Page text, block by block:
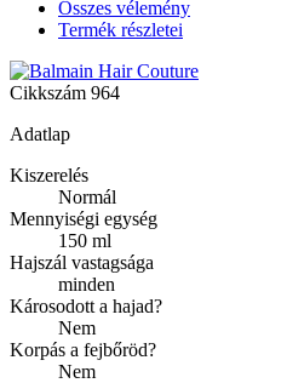
Összes vélemény
Termék részletei
Cikkszám 964
Adatlap
Kiszerelés
Normál
Mennyiségi egység
150 ml
Hajszál vastagsága
minden
Károsodott a hajad?
Nem
Korpás a fejbőröd?
Nem